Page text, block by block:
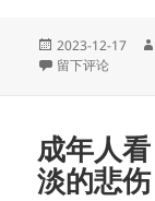
发
布
2023-12-17
于总是要去一趟
留下评论
成年人
淡的悲伤